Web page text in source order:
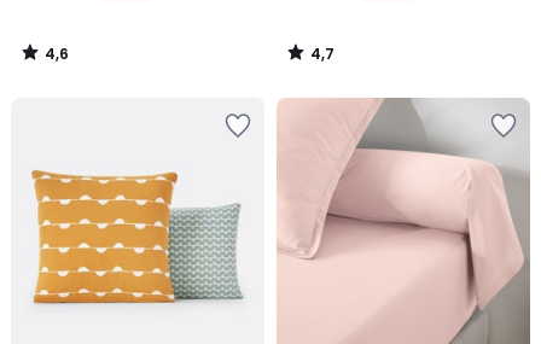
4,6
/
4,7
/